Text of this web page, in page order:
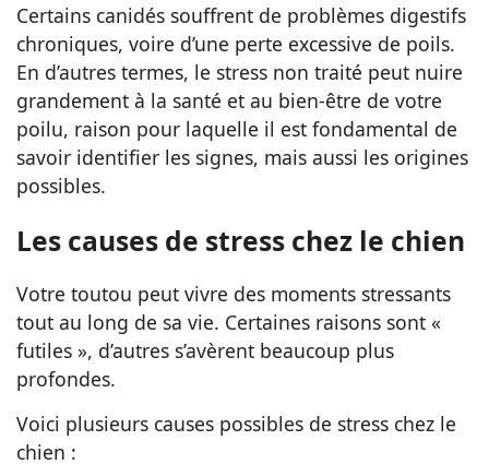
Certains canidés souffrent de problèmes digestifs
chroniques, voire d’une perte excessive de poils.
En d’autres termes, le stress non traité peut nuire
grandement à la santé et au bien-être de votre
poilu, raison pour laquelle il est fondamental de
savoir identifier les signes, mais aussi les origines
possibles.
Les causes de stress chez le chien
Votre toutou peut vivre des moments stressants
tout au long de sa vie. Certaines raisons sont «
futiles », d’autres s’avèrent beaucoup plus
profondes.
Voici plusieurs causes possibles de stress chez le
chien :